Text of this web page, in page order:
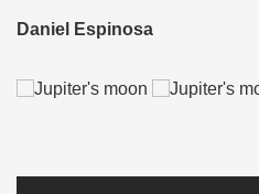
Daniel Espinosa